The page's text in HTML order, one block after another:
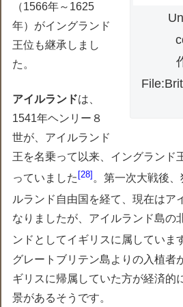
（1566年～1625
年）がイングランド
王位も継承しまし
た。
アイルランドは、
1541年ヘンリー８
世が、アイルランド
王を名乗って以来、イングランド
っていました 28 。第一次大戦後
ルランド自由国を経て、現在はア
なりましたが、アイルランド島の
ンドとしてイギリスに属していま
グレートブリテン島よりの入植者
ギリスに帰属していた方が経済的
景があるそうです。